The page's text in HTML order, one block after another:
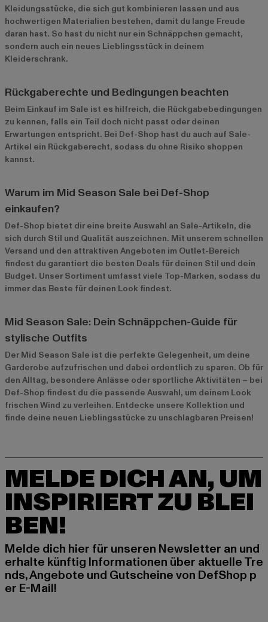
Kleidungsstücke, die sich gut kombinieren lassen und aus
hochwertigen Materialien bestehen, damit du lange Freude
daran hast. So hast du nicht nur ein Schnäppchen gemacht,
sondern auch ein neues Lieblingsstück in deinem
Kleiderschrank.
Rückgaberechte und Bedingungen beachten
Beim Einkauf im Sale ist es hilfreich, die Rückgabebedingungen
zu kennen, falls ein Teil doch nicht passt oder deinen
Erwartungen entspricht. Bei Def-Shop hast du auch auf Sale-
Artikel ein Rückgaberecht, sodass du ohne Risiko shoppen
kannst.
Warum im Mid Season Sale bei Def-Shop
einkaufen?
Def-Shop bietet dir eine breite Auswahl an Sale-Artikeln, die
sich durch Stil und Qualität auszeichnen. Mit unserem schnellen
Versand und den attraktiven Angeboten im Outlet-Bereich
findest du garantiert die besten Deals für deinen Stil und dein
Budget. Unser Sortiment umfasst viele Top-Marken, sodass du
immer das Beste für deinen Look findest.
Mid Season Sale: Dein Schnäppchen-Guide für
stylische Outfits
Der Mid Season Sale ist die perfekte Gelegenheit, um deine
Garderobe aufzufrischen und dabei ordentlich zu sparen. Ob für
den Alltag, besondere Anlässe oder sportliche Aktivitäten – bei
Def-Shop findest du die passende Auswahl, um deinem Look
frischen Wind zu verleihen. Entdecke unsere Kollektion und
finde deine neuen Lieblingsstücke zu unschlagbaren Preisen!
MELDE DICH AN, UM
INSPIRIERT ZU BLEI
BEN!
Melde dich hier für unseren Newsletter an und
erhalte künftig Informationen über aktuelle Tre
nds, Angebote und Gutscheine von DefShop p
er E-Mail!